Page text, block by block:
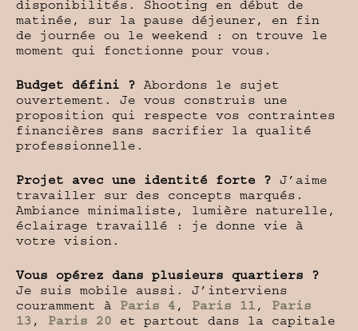
disponibilités. Shooting en début de
matinée, sur la pause déjeuner, en fin
de journée ou le weekend : on trouve le
moment qui fonctionne pour vous.
Budget défini ? Abordons le sujet
ouvertement. Je vous construis une
proposition qui respecte vos contraintes
financières sans sacrifier la qualité
professionnelle.
Projet avec une identité forte ? J’aime
travailler sur des concepts marqués.
Ambiance minimaliste, lumière naturelle,
éclairage travaillé : je donne vie à
votre vision.
Vous opérez dans plusieurs quartiers ?
Je suis mobile aussi. J’interviens
couramment à Paris 4 , Paris 11 , Paris
13 , Paris 20 et partout dans la capitale